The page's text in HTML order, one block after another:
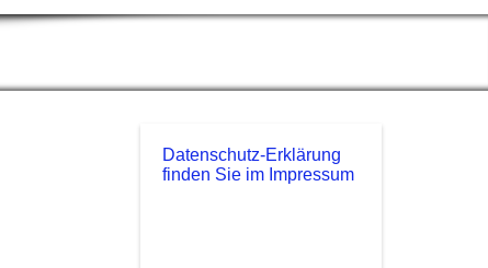
Datenschutz-Erklärung
finden Sie im Impressum